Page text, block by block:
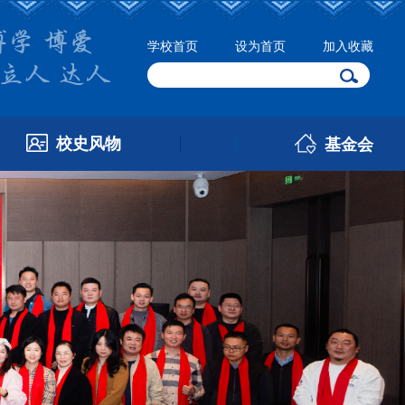
学校首页 设为首页 加入收藏
校史风物 基金会